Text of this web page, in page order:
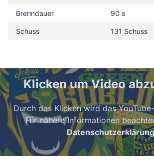
Brenndauer 90 s
Schuss 131 Schuss
Klicken um Video
Durch das Klicken wird das
Für nähere Informationen
Datenschutzerklärung